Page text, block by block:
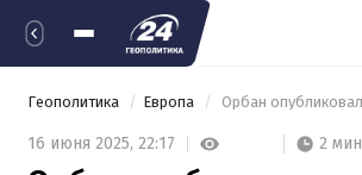
Геополитика Европа
16 июня 2025, 22:17 2 мин